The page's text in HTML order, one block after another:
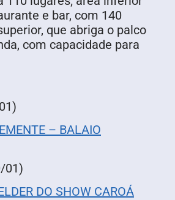
e bar, com 140
que abriga o palco
com capacidade para
– BALAIO
01)
DO SHOW CAROÁ